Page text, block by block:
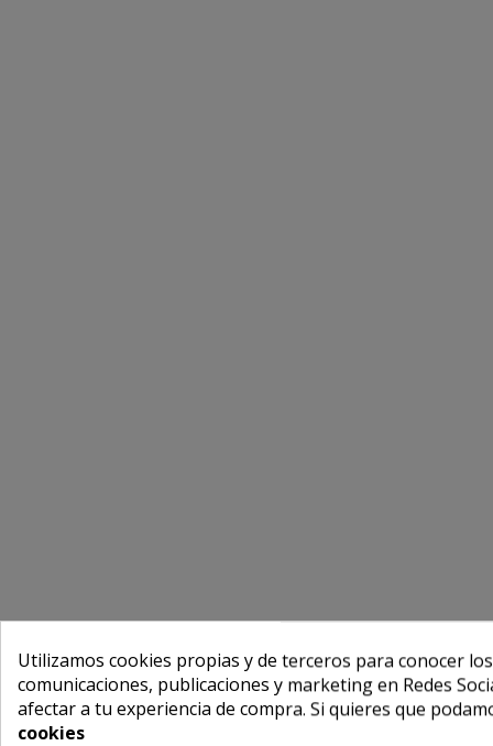
Utilizamos cookies propias y de terceros para conocer
comunicaciones, publicaciones y marketing en Redes
afectar a tu experiencia de compra. Si quieres que
cookies